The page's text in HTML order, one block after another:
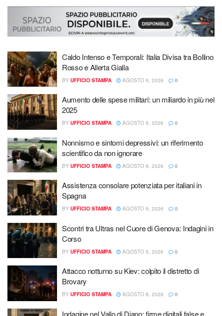
Caldo Intenso e Temporali: Italia Divisa tra Bollino
Rosso e Allerta Gialla
BY UFFICIO STAMPA AGOSTO 9, 2026 0
Aumento delle spese militari: un miliardo in più nel
2025
BY UFFICIO STAMPA AGOSTO 9, 2026 0
Nonnismo e sintomi depressivi: un riferimento
scientifico da non ignorare
BY UFFICIO STAMPA AGOSTO 9, 2026 0
Assistenza consolare potenziata per italiani in
Spagna
BY UFFICIO STAMPA AGOSTO 9, 2026 0
Scontri tra Ultras nel Cuore di Genova: Indagini in
Corso
BY UFFICIO STAMPA AGOSTO 9, 2026 0
Attacco notturno su Kiev: colpito il distretto di
Brovary
BY UFFICIO STAMPA AGOSTO 8, 2026 0
Indagine nel Vallo di Diano: firme digitali false e